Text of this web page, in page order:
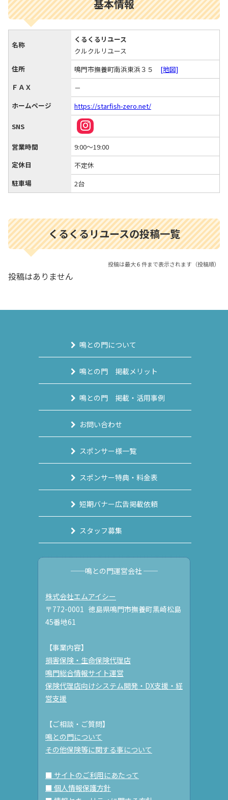
基本情報
名称
くるくるリユース
クルクルリユース
住所
鳴門市撫養町南浜東浜３５ [地図]
ＦＡＸ
－
ホームページ
https://starfish-zero.net/
SNS
営業時間
9:00～19:00
定休日
不定休
駐車場
2台
くるくるリユースの投稿一覧
投稿は最大６件まで表示されます（投稿順）
投稿はありません
鳴との門について
鳴との門 掲載メリット
鳴との門 掲載・活用事例
お問い合わせ
スポンサー様一覧
スポンサー特典・料金表
短期バナー広告掲載依頼
スタッフ募集
──鳴との門運営会社 ──
株式会社エムアイシー
〒772-0001 徳島県鳴門市撫養町黒崎松島
45番地61
【事業内容】
損害保険・生命保険代理店
鳴門総合情報サイト運営
保険代理店向けシステム開発・DX支援・経
営支援
【ご相談・ご質問】
鳴との門について
その他保険等に関する事について
■ サイトのご利用にあたって
■ 個人情報保護方針